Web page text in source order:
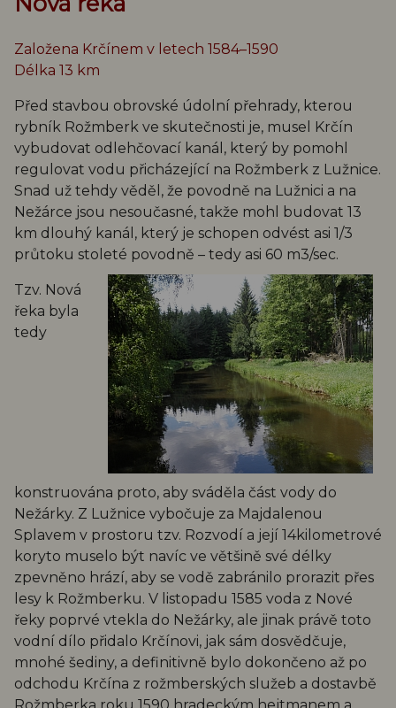
Založena Krčínem v letech 1584–1590
Délka 13 km
Před stavbou obrovské údolní přehrady, kterou
rybník Rožmberk ve skutečnosti je, musel Krčín
vybudovat odlehčovací kanál, který by pomohl
regulovat vodu přicházející na Rožmberk z Lužnice.
Snad už tehdy věděl, že povodně na Lužnici a na
Nežárce jsou nesoučasné, takže mohl budovat 13
km dlouhý kanál, který je schopen odvést asi 1/3
průtoku stoleté povodně – tedy asi 60 m3/sec.
Tzv. Nová
řeka byla
tedy
konstruována proto, aby sváděla část vody do
Nežárky. Z Lužnice vybočuje za Majdalenou
Splavem v prostoru tzv. Rozvodí a její 14kilometrové
koryto muselo být navíc ve většině své délky
zpevněno hrází, aby se vodě zabránilo prorazit přes
lesy k Rožmberku. V listopadu 1585 voda z Nové
řeky poprvé vtekla do Nežárky, ale jinak právě toto
vodní dílo přidalo Krčínovi, jak sám dosvědčuje,
mnohé šediny, a definitivně bylo dokončeno až po
odchodu Krčína z rožmberských služeb a dostavbě